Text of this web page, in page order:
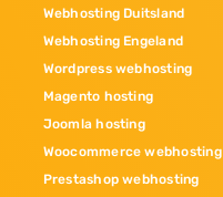
Webhosting Duitsland
Webhosting Engeland
Wordpress webhosting
Magento hosting
Joomla hosting
Woocommerce webhosting
Prestashop webhosting